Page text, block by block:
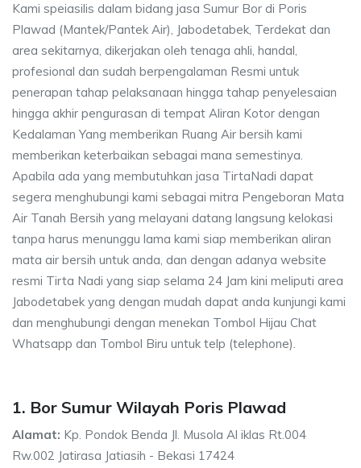
Kami speiasilis dalam bidang jasa Sumur Bor di Poris
Plawad (Mantek/Pantek Air), Jabodetabek, Terdekat dan
area sekitarnya, dikerjakan oleh tenaga ahli, handal,
profesional dan sudah berpengalaman Resmi untuk
penerapan tahap pelaksanaan hingga tahap penyelesaian
hingga akhir pengurasan di tempat Aliran Kotor dengan
Kedalaman Yang memberikan Ruang Air bersih kami
memberikan keterbaikan sebagai mana semestinya.
Apabila ada yang membutuhkan jasa TirtaNadi dapat
segera menghubungi kami sebagai mitra Pengeboran Mata
Air Tanah Bersih yang melayani datang langsung kelokasi
tanpa harus menunggu lama kami siap memberikan aliran
mata air bersih untuk anda, dan dengan adanya website
resmi Tirta Nadi yang siap selama 24 Jam kini meliputi area
Jabodetabek yang dengan mudah dapat anda kunjungi kami
dan menghubungi dengan menekan Tombol Hijau Chat
Whatsapp dan Tombol Biru untuk telp (telephone).
1. Bor Sumur Wilayah Poris Plawad
Alamat: Kp. Pondok Benda Jl. Musola Al iklas Rt.004
Rw.002 Jatirasa Jatiasih - Bekasi 17424